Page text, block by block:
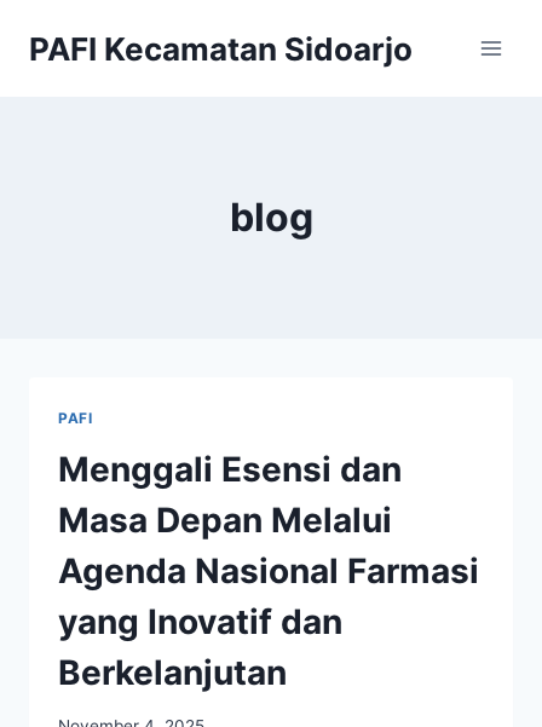
PAFI Kecamatan Sidoarjo
blog
PAFI
Menggali Esensi dan
Masa Depan Melalui
Agenda Nasional Farmasi
yang Inovatif dan
Berkelanjutan